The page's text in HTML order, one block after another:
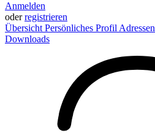
Anmelden
oderregistrieren
Übersicht Persönliches Profil Adressen
Downloads